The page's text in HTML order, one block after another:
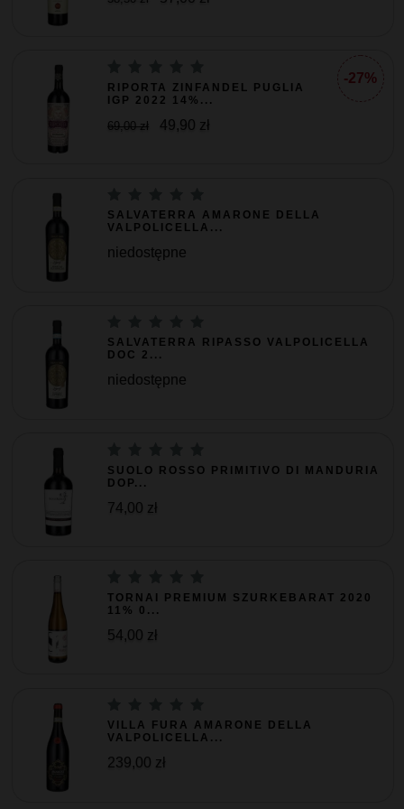
-27%
RIPORTA ZINFANDEL PUGLIA
IGP 2022 14%...
69,00 zł 49,90 zł
SALVATERRA AMARONE DELLA
VALPOLICELLA...
niedostępne
SALVATERRA RIPASSO VALPOLICELLA
DOC 2...
niedostępne
SUOLO ROSSO PRIMITIVO DI MANDURIA
DOP...
74,00 zł
TORNAI PREMIUM SZURKEBARAT 2020
11% 0...
54,00 zł
VILLA FURA AMARONE DELLA
VALPOLICELLA...
239,00 zł